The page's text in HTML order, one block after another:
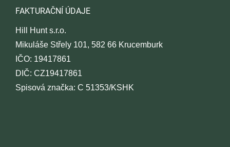
FAKTURAČNÍ ÚDAJE
Hill Hunt s.r.o.
Mikuláše Střely 101, 582 66 Krucemburk
IČO: 19417861
DIČ: CZ19417861
Spisová značka: C 51353/KSHK